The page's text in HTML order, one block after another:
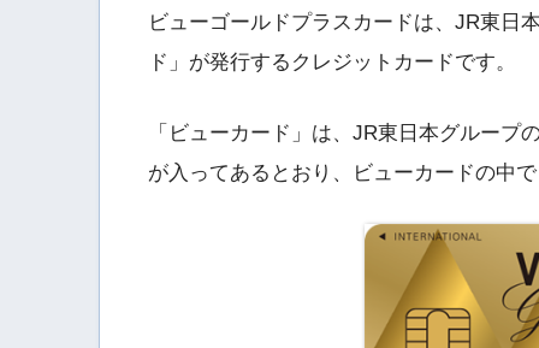
ビューゴールドプラスカードは、JR東日
ド」が発行するクレジットカードです。
「ビューカード」は、JR東日本グルー
が入ってあるとおり、ビューカードの中